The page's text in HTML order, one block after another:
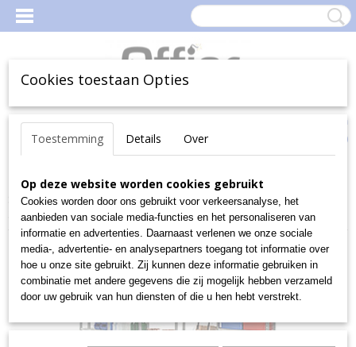
Inloggen Registreren
Uw Winkelwagen
(0)
Home >Magazijn>Magazijnstellingen>Legbord-stellingen
Stellingsysteem-r-3000> R 3000 - Stellingen>Complete stelling R
3000 B5155xH2278mm, 25legborden gelakt D400mm
Cookies toestaan Opties
Toestemming Details Over
Op deze website worden cookies gebruikt
Cookies worden door ons gebruikt voor verkeersanalyse, het
aanbieden van sociale media-functies en het personaliseren van
informatie en advertenties. Daarnaast verlenen we onze sociale
media-, advertentie- en analysepartners toegang tot informatie over
hoe u onze site gebruikt. Zij kunnen deze informatie gebruiken in
combinatie met andere gegevens die zij mogelijk hebben verzameld
door uw gebruik van hun diensten of die u hen hebt verstrekt.